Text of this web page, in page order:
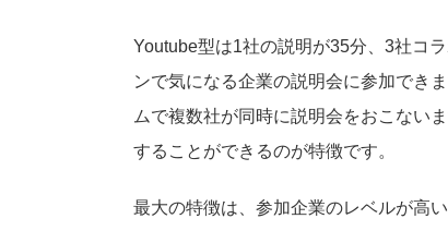
Youtube型は1社の説明が35分、3社コ
ンで気になる企業の説明会に参加でき
ムで複数社が同時に説明会をおこない
することができるのが特徴です。
最大の特徴は、参加企業のレベルが高